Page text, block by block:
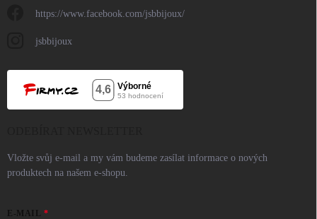
https://www.facebook.com/jsbbijoux/
jsbbijoux
Vložte svůj e-mail a my vám budeme zasílat informace o nových
produktech na našem e-shopu.
E-MAIL